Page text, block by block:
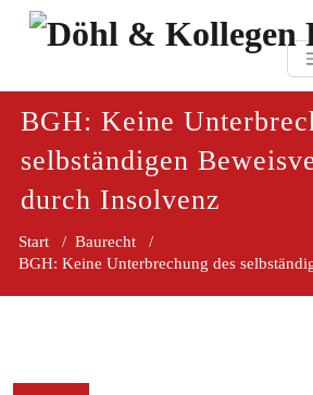
Zum
BGH: Keine
selbständigen
durch Insolvenz
Start / Baurecht /